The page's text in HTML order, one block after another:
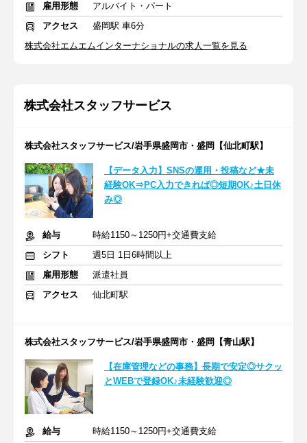
雇用形態
アルバイト・パート
アクセス
盛岡駅 車6分
株式会社エムエムインターナショナルの求人一覧を見る
株式会社スタッフサービス
株式会社スタッフサービス/岩手県盛岡市・盛岡【仙北町駅】
【データ入力】SNSの運用・投稿など★未
経験OK⇒PC入力できれば◎短期OK♪土日休
み◎
給与
時給1150～1250円+交通費支給
シフト
週5日 1日6時間以上
雇用形態
派遣社員
アクセス
仙北町駅
株式会社スタッフサービス/岩手県盛岡市・盛岡【青山駅】
【在庫管理などの事務】長期で安定◎サクッ
とWEBで登録OK♪未経験歓迎◎
給与
時給1150～1250円+交通費支給